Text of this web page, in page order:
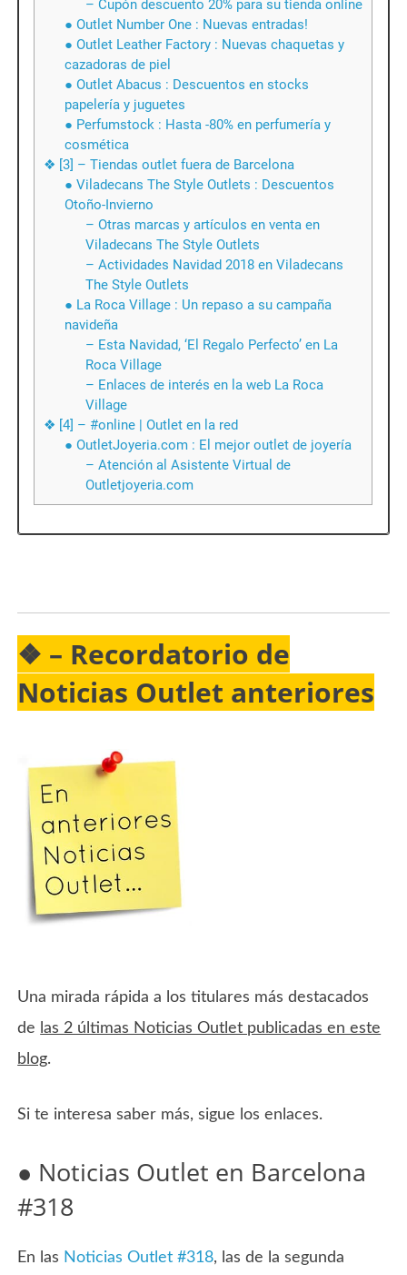
– Cupón descuento 20% para su tienda online
● Outlet Number One : Nuevas entradas!
● Outlet Leather Factory : Nuevas chaquetas y
cazadoras de piel
● Outlet Abacus : Descuentos en stocks
papelería y juguetes
● Perfumstock : Hasta -80% en perfumería y
cosmética
❖ [3] – Tiendas outlet fuera de Barcelona
● Viladecans The Style Outlets : Descuentos
Otoño-Invierno
– Otras marcas y artículos en venta en
Viladecans The Style Outlets
– Actividades Navidad 2018 en Viladecans
The Style Outlets
● La Roca Village : Un repaso a su campaña
navideña
– Esta Navidad, ‘El Regalo Perfecto’ en La
Roca Village
– Enlaces de interés en la web La Roca
Village
❖ [4] – #online | Outlet en la red
● OutletJoyeria.com : El mejor outlet de joyería
– Atención al Asistente Virtual de
Outletjoyeria.com
❖ – Recordatorio de
Noticias Outlet anteriores
Una mirada rápida a los titulares más destacados
de las 2 últimas Noticias Outlet publicadas en este
blog.
Si te interesa saber más, sigue los enlaces.
● Noticias Outlet en Barcelona
#318
En las Noticias Outlet #318, las de la segunda